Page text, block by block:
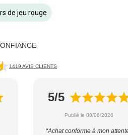
de jeu rouge
1419 AVIS CLIENTS
5/5
Publié le 08/08/2026
“Achat conforme à mon